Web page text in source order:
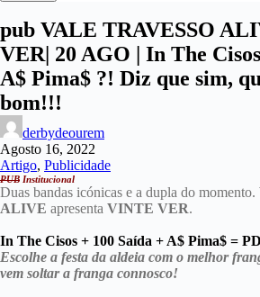
pub VALE TRAVESSO
VER| 20 AGO | In The
A$ Pima$ ?! Diz que sim,
bom!!!
derbydeourem
Agosto 16, 2022
Artigo, Publicidade
PUB Institucional
Duas bandas icónicas e a dupla do momento.
ALIVE apresenta VINTE VER.
In The Cisos + 100 Saída + A$ Pima$ =
Escolhe a festa da aldeia com o melhor
vem soltar a franga connosco!